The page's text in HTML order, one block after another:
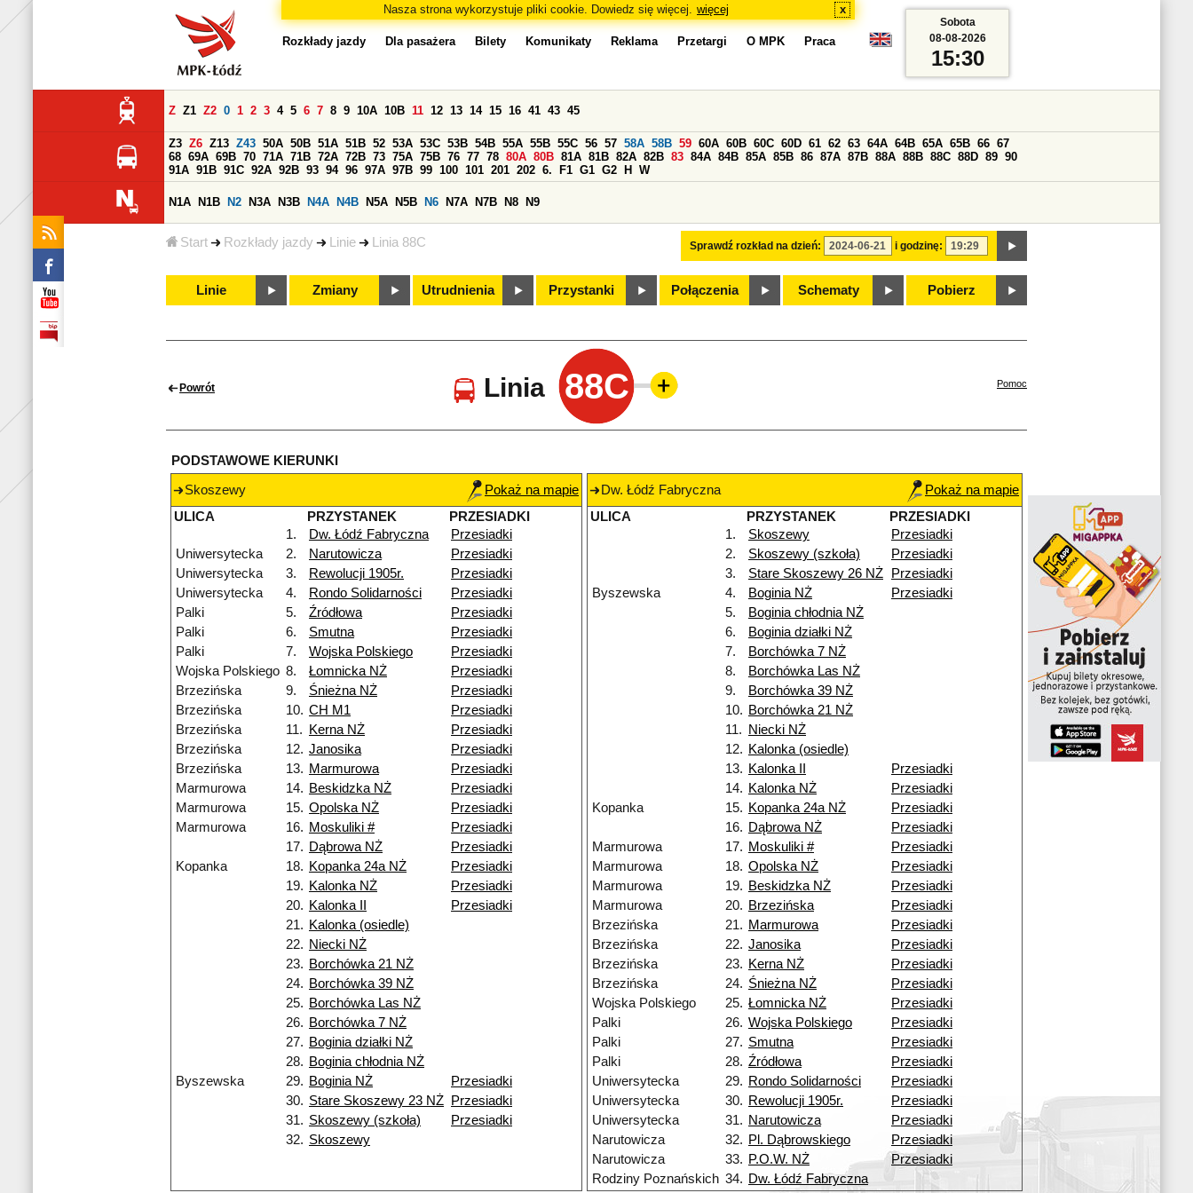
Nasza strona wykorzystuje pliki cookie. Dowiedz się więcej. więcej x
Start Rozkłady jazdy Linie Linia 88C
Rozkłady jazdy Dla pasażera Bilety Komunikaty Reklama Przetargi O MPK Praca
Sprawdź rozkład na dzień: i godzinę:
Z Z1 Z2 0 1 2 3 4 5 6 7 8 9 10A 10B 11 12 13 14 15 16 41 43 45
Z3 Z6 Z13 Z43 50A 50B 51A 51B 52 53A 53C 53B 54B 55A 55B 55C 56 57 58A 58B 59 60A 60B 60C 60D 61 62 63 64A 64B 65A 65B 66 67
68 69A 69B 70 71A 71B 72A 72B 73 75A 75B 76 77 78 80A 80B 81A 81B 82A 82B 83 84A 84B 85A 85B 86 87A 87B 88A 88B 88C 88D 89 90
91A 91B 91C 92A 92B 93 94 96 97A 97B 99 100 101 201 202 6. F1 G1 G2 H W
N1A N1B N2 N3A N3B N4A N4B N5A N5B N6 N7A N7B N8 N9
Linie Zmiany Utrudnienia Przystanki Połączenia Schematy Pobierz
Sobota
08-08-2026
15:30
Powrót Linia 88C Pomoc
PODSTAWOWE KIERUNKI
Skoszewy
Pokaż na mapie
ULICA
PRZYSTANEK
PRZESIADKI
1.
Dw. Łódź Fabryczna
Przesiadki
Uniwersytecka
2. Narutowicza
Przesiadki
Uniwersytecka
3. Rewolucji 1905r.
Przesiadki
Uniwersytecka
4. Rondo Solidarności
Przesiadki
Palki
5. Źródłowa
Przesiadki
Palki
6. Smutna
Przesiadki
Palki
7. Wojska Polskiego
Przesiadki
Wojska Polskiego 8. Łomnicka NŻ
Przesiadki
Brzezińska
9. Śnieżna NŻ
Przesiadki
Brzezińska
10. CH M1
Przesiadki
Brzezińska
11. Kerna NŻ
Przesiadki
Brzezińska
12. Janosika
Przesiadki
Brzezińska
13. Marmurowa
Przesiadki
Marmurowa
14. Beskidzka NŻ
Przesiadki
Marmurowa
15. Opolska NŻ
Przesiadki
Marmurowa
16. Moskuliki #
Przesiadki
17. Dąbrowa NŻ
Przesiadki
Kopanka
18. Kopanka 24a NŻ
Przesiadki
19. Kalonka NŻ
Przesiadki
20. Kalonka II
Przesiadki
21. Kalonka (osiedle)
22. Niecki NŻ
23. Borchówka 21 NŻ
24. Borchówka 39 NŻ
25. Borchówka Las NŻ
26. Borchówka 7 NŻ
27. Boginia działki NŻ
28. Boginia chłodnia NŻ
Byszewska
29. Boginia NŻ
Przesiadki
30. Stare Skoszewy 23 NŻ
Przesiadki
31. Skoszewy (szkoła)
Przesiadki
32. Skoszewy
Dw. Łódź Fabryczna
Pokaż na mapie
ULICA
PRZYSTANEK
PRZESIADKI
1.
Skoszewy
Przesiadki
2.
Skoszewy (szkoła)
Przesiadki
3.
Stare Skoszewy 26 NŻ
Przesiadki
Byszewska
4. Boginia NŻ
Przesiadki
5.
Boginia chłodnia NŻ
6.
Boginia działki NŻ
7.
Borchówka 7 NŻ
8.
Borchówka Las NŻ
9.
Borchówka 39 NŻ
10. Borchówka 21 NŻ
11.
Niecki NŻ
12. Kalonka (osiedle)
13. Kalonka II
Przesiadki
14. Kalonka NŻ
Przesiadki
Kopanka
15. Kopanka 24a NŻ
Przesiadki
16. Dąbrowa NŻ
Przesiadki
Marmurowa
17. Moskuliki #
Przesiadki
Marmurowa
18. Opolska NŻ
Przesiadki
Marmurowa
19. Beskidzka NŻ
Przesiadki
Marmurowa
20. Brzezińska
Przesiadki
Brzezińska
21. Marmurowa
Przesiadki
Brzezińska
22. Janosika
Przesiadki
Brzezińska
23. Kerna NŻ
Przesiadki
Brzezińska
24. Śnieżna NŻ
Przesiadki
Wojska Polskiego
25. Łomnicka NŻ
Przesiadki
Palki
26. Wojska Polskiego
Przesiadki
Palki
27. Smutna
Przesiadki
Palki
28. Źródłowa
Przesiadki
Uniwersytecka
29. Rondo Solidarności
Przesiadki
Uniwersytecka
30. Rewolucji 1905r.
Przesiadki
Uniwersytecka
31. Narutowicza
Przesiadki
Narutowicza
32. Pl. Dąbrowskiego
Przesiadki
Narutowicza
33. P.O.W. NŻ
Przesiadki
Rodziny Poznańskich 34. Dw. Łódź Fabryczna